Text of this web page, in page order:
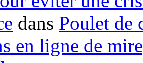
dans Poulet de
en ligne de